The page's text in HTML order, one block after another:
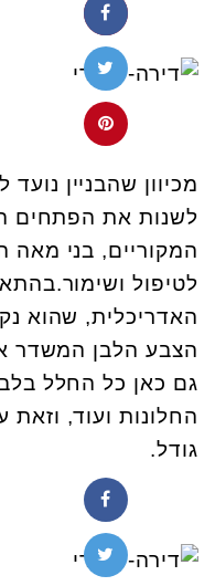
מכיוון שהבניין
לשנות את הפתחים
המקוריים, בני מאה
לטיפול ושימור.
האדריכלית, שהוא
הצבע הלבן המשדר
גם כאן כל החלל
החלונות ועוד,
גודל.